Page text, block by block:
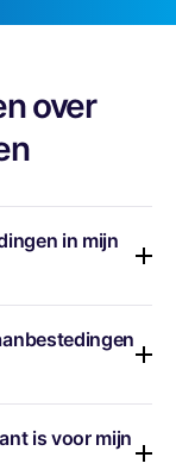
over
in mijn
sinds 2027,
en
is voor mijn